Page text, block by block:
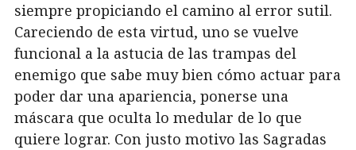
siempre propiciando el camino al error sutil.
Careciendo de esta virtud, uno se vuelve
funcional a la astucia de las trampas del
enemigo que sabe muy bien cómo actuar para
poder dar una apariencia, ponerse una
máscara que oculta lo medular de lo que
quiere lograr. Con justo motivo las Sagradas